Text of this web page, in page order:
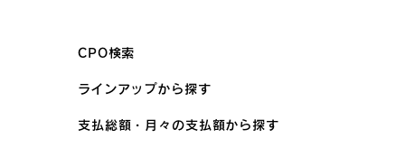
CPO検索
ラインアップから探す
支払総額・月々の支払額から探す